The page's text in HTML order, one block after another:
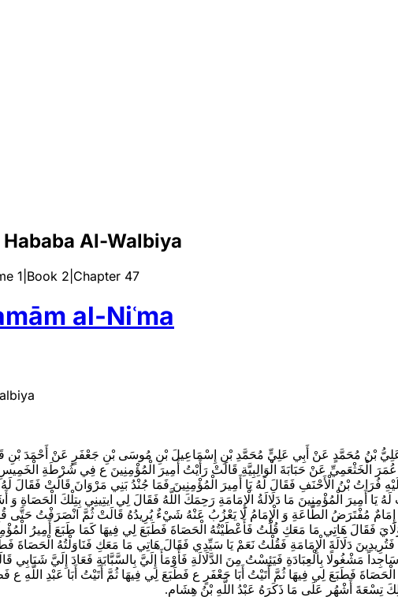
Al-Walbiya
1 Book 2 Chapter 47
al-Niʿma
عَلِيُّ بْنُ مُحَمَّدٍ عَنْ أَبِي عَلِيٍّ مُحَمَّدِ بْنِ إِسْمَاعِيلَ بْنِ مُوسَى بْنِ جَعْفَرٍ عَنْ أَحْمَدَ بْنِ
الْخَثْعَمِيِّ عَنْ حَبَابَةَ الْوَالِبِيَّةِ قَالَتْ‌ رَأَيْتُ أَمِيرَ الْمُؤْمِنِينَ ع فِي شُرْطَةِ
فُرَاتُ بْنُ الْأَحْنَفِ فَقَالَ لَهُ يَا أَمِيرَ الْمُؤْمِنِينَ فَمَا جُنْدُ بَنِي مَرْوَانَ قَالَتْ فَقَالَ لَهُ
الْمُؤْمِنِينَ مَا دَلَالَةُ الْإِمَامَةِ رَحِمَكَ اللَّهُ فَقَالَ لِي ايتِينِي بِتِلْكَ الْحَصَاةِ وَ
إِمَامٌ مُفْتَرَضُ الطَّاعَةِ وَ الْإِمَامُ لَا يَعْزُبُ عَنْهُ شَيْ‌ءٌ يُرِيدُهُ قَالَتْ ثُمَّ انْصَرَفْتُ
فَقَالَ هَاتِي مَا مَعَكِ قُلْتُ فَأَعْطَيْتُهُ الْحَصَاةَ فَطَبَعَ لِي فِيهَا كَمَا طَبَعَ أَمِيرُ
دَلَالَةَ الْإِمَامَةِ فَقُلْتُ نَعَمْ يَا سَيِّدِي فَقَالَ هَاتِي مَا مَعَكِ فَنَاوَلْتُهُ الْحَصَاةَ
مَشْغُولًا بِالْعِبَادَةِ فَيَئِسْتُ مِنَ الدَّلَالَةِ فَأَوْمَأَ إِلَيَّ بِالسَّبَّابَةِ فَعَادَ إِلَيَّ
فَطَبَعَ لِي فِيهَا ثُمَّ أَتَيْتُ أَبَا جَعْفَرٍ ع فَطَبَعَ لِي فِيهَا ثُمَّ أَتَيْتُ أَبَا عَبْدِ اللَّهِ ع
تِسْعَةَ أَشْهُرٍ عَلَى مَا ذَكَرَهُ عَبْدُ اللَّهِ بْنُ هِشَامٍ.